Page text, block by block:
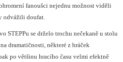
fanoušci nejednu možnost viděli
odvážili doufat.
STEPPu se drželo trochu nečekaně u stolu
dramatičnosti, některé z hráček
po většinu hracího času velmi efektně